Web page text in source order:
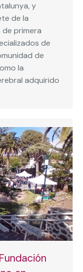
y
de la
primera
de
de
la
adquirido